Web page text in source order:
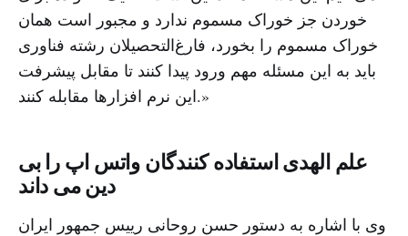
خوردن جز خوراک مسموم ندارد و مجبور است همان
خوراک مسموم را بخورد، فارغ‌التحصیلان رشته فناوری
باید به این مسئله مهم ورود پیدا کنند تا مقابل پیشرفت
این نرم افزارها مقابله کنند.»
علم الهدی استفاده کنندگان واتس اپ را بی
دین می داند
وی با اشاره به دستور حسن روحانی رییس جمهور ایران